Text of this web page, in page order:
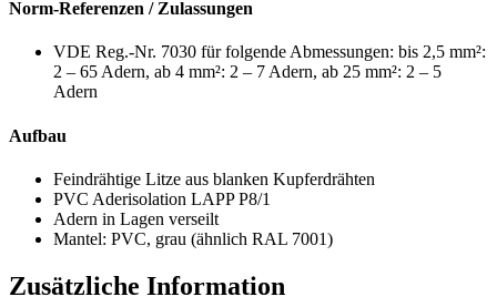
Norm-Referenzen / Zulassungen
VDE Reg.-Nr. 7030 für folgende Abmessungen: bis 2,5 mm²:
2 – 65 Adern, ab 4 mm²: 2 – 7 Adern, ab 25 mm²: 2 – 5
Adern
Aufbau
Feindrähtige Litze aus blanken Kupferdrähten
PVC Aderisolation LAPP P8/1
Adern in Lagen verseilt
Mantel: PVC, grau (ähnlich RAL 7001)
Zusätzliche Information